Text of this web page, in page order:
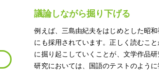
議論しながら掘り下げる
例えば、三島由紀夫をはじめとした昭
にも採用されています。正しく読むこ
に掘り起こしていくことが、文学作品
研究においては、国語のテストのよう